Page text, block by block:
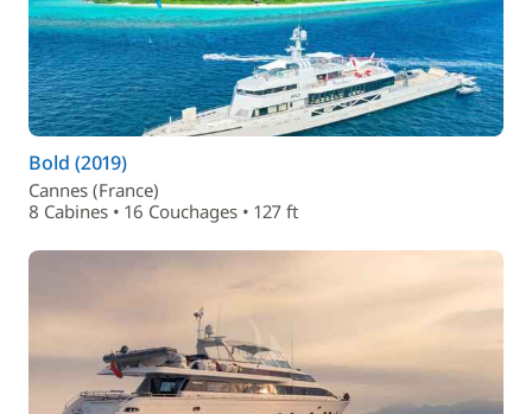
Bold (2019)
Cannes (France)
8 Cabines • 16 Couchages • 127 ft